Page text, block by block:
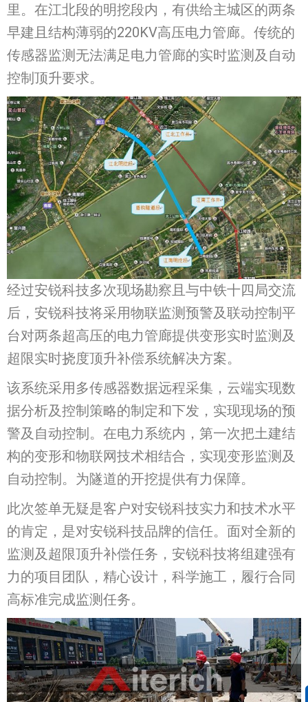
里。在江北段的明挖段内，有供给主城区的两条
早建且结构薄弱的220KV高压电力管廊。传统的
传感器监测无法满足电力管廊的实时监测及自动
控制顶升要求。
经过安锐科技多次现场勘察且与中铁十四局交流
后，安锐科技将采用物联监测预警及联动控制平
台对两条超高压的电力管廊提供变形实时监测及
超限实时挠度顶升补偿系统解决方案。
该系统采用多传感器数据远程采集，云端实现数
据分析及控制策略的制定和下发，实现现场的预
警及自动控制。在电力系统内，第一次把土建结
构的变形和物联网技术相结合，实现变形监测及
自动控制。为隧道的开挖提供有力保障。
此次签单无疑是客户对安锐科技实力和技术水平
的肯定，是对安锐科技品牌的信任。面对全新的
监测及超限顶升补偿任务，安锐科技将组建强有
力的项目团队，精心设计，科学施工，履行合同
高标准完成监测任务。